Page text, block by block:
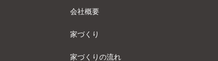
会社概要
家づくり
家づくりの流れ